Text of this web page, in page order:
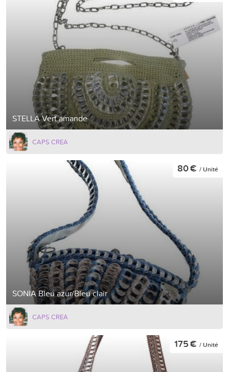
STELLA Vert amande
CAPS CREA
SONIA Bleu azur/Bleu clair
80 € / Unité
CAPS CREA
175 € / Unité